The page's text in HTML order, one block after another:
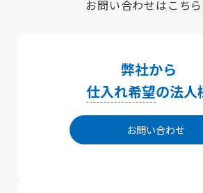
お問い合わせはこち
弊社から
仕入れ希望の法人
お問い合わせ